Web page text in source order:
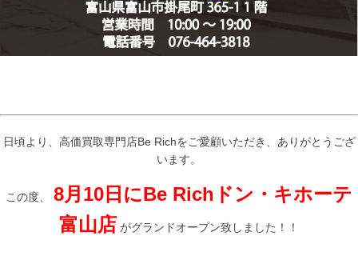
日頃より、高価買取専門店Be Richをご愛顧いただき、ありがとうござ
います。
この度、 8月10日にBe Richドン・キホーテ
富山店 がグランドオープン致しました！！